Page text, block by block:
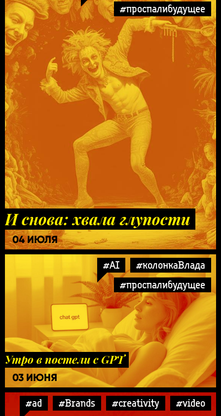
#проспалибудущее
И снова: хвала глупости
04 ИЮЛЯ
#AI
#колонкаВлада
#проспалибудущее
Утро в постели с GPT
03 ИЮНЯ
#ad #Brands #creativity #video